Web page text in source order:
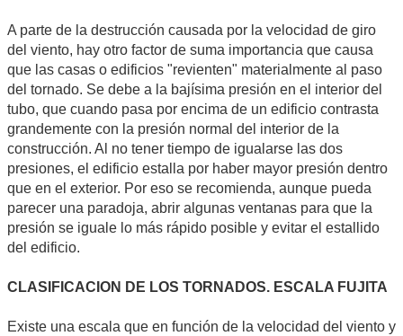
A parte de la destrucción causada por la velocidad de giro
del viento, hay otro factor de suma importancia que causa
que las casas o edificios "revienten" materialmente al paso
del tornado. Se debe a la bajísima presión en el interior del
tubo, que cuando pasa por encima de un edificio contrasta
grandemente con la presión normal del interior de la
construcción. Al no tener tiempo de igualarse las dos
presiones, el edificio estalla por haber mayor presión dentro
que en el exterior. Por eso se recomienda, aunque pueda
parecer una paradoja, abrir algunas ventanas para que la
presión se iguale lo más rápido posible y evitar el estallido
del edificio.
CLASIFICACION DE LOS TORNADOS. ESCALA FUJITA
Existe una escala que en función de la velocidad del viento y